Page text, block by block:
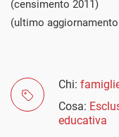
(censimento 2011)
(ultimo
Chi:
Cosa:
educativa